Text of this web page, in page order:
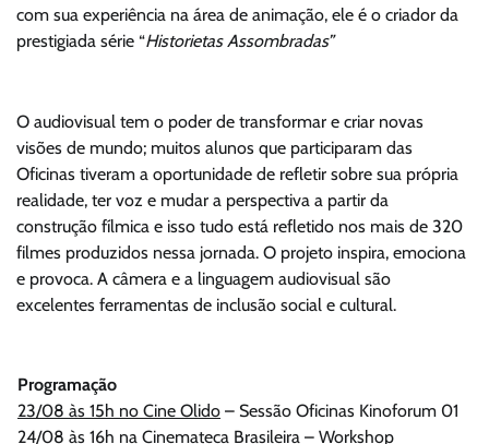
com sua experiência na área de animação, ele é o criador da
prestigiada série “Historietas Assombradas”
O audiovisual tem o poder de transformar e criar novas
visões de mundo; muitos alunos que participaram das
Oficinas tiveram a oportunidade de refletir sobre sua própria
realidade, ter voz e mudar a perspectiva a partir da
construção fílmica e isso tudo está refletido nos mais de 320
filmes produzidos nessa jornada. O projeto inspira, emociona
e provoca. A câmera e a linguagem audiovisual são
excelentes ferramentas de inclusão social e cultural.
Programação
23/08 às 15h no Cine Olido – Sessão Oficinas Kinoforum 01
24/08 às 16h na Cinemateca Brasileira – Workshop